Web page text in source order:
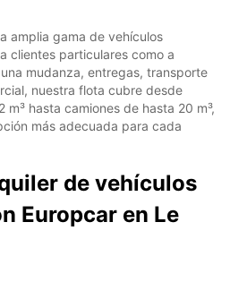
amplia gama de vehículos
clientes particulares como a
mudanza, entregas, transporte
nuestra flota cubre desde
hasta camiones de hasta 20 m³,
más adecuada para cada
de vehículos
Europcar en Le